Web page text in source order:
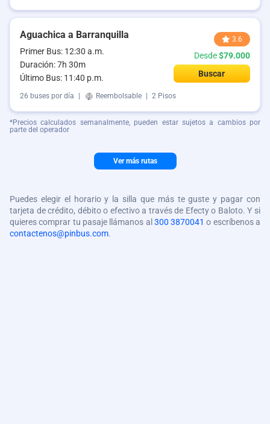
Aguachica a Barranquilla
Primer Bus: 12:30 a.m.
Duración: 7h 30m
Último Bus: 11:40 p.m.
3.6
Desde$79.000
Buscar
26 buses por día Reembolsable 2 Pisos
*Precios calculados semanalmente, pueden estar sujetos a cambios por
parte del operador
Ver más rutas
Puedes elegir el horario y la silla que más te guste y pagar con
tarjeta de crédito, débito o efectivo a través de Efecty o Baloto. Y si
quieres comprar tu pasaje llámanos al 300 3870041 o escríbenos a
contactenos@pinbus.com.